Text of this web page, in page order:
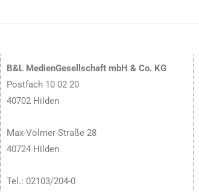
B&L MedienGesellschaft mbH & Co. KG
Postfach 10 02 20
40702 Hilden
Max-Volmer-Straße 28
40724 Hilden
Tel.: 02103/204-0